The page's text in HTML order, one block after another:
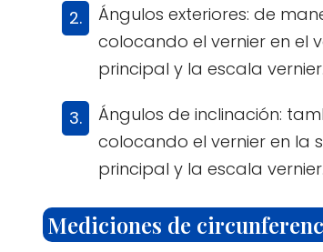
Ángulos exteriores: de
colocando el vernier en el
principal y la escala vernier.
Ángulos de inclinación:
colocando el vernier en la
principal y la escala vernier.
Mediciones de